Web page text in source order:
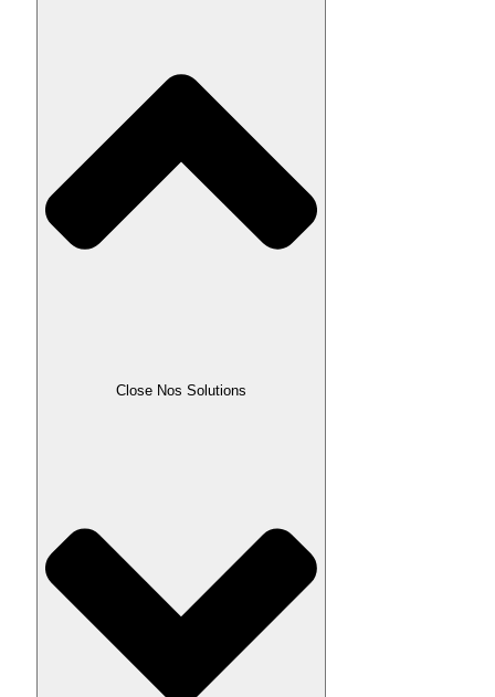
Close Nos Solutions